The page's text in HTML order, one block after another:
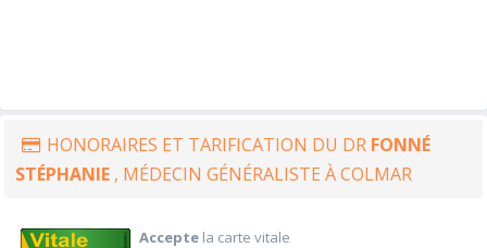
HONORAIRES ET TARIFICATION DU DR FONNÉ
STÉPHANIE , MÉDECIN GÉNÉRALISTE À COLMAR
Acceptela carte vitale